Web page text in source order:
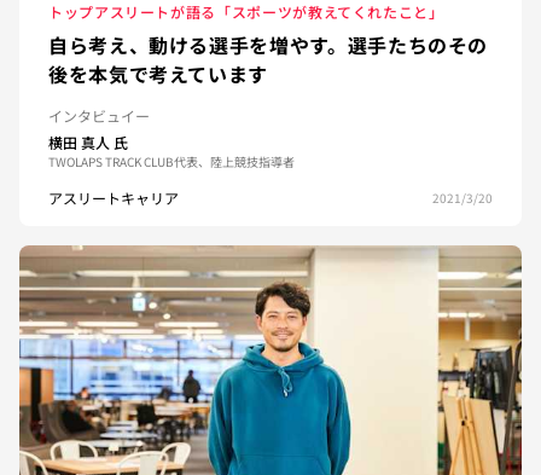
トップアスリートが語る「スポーツが教えてくれたこと」
自ら考え、動ける選手を増やす。選手たちのその
後を本気で考えています
インタビュイー
横田 真人 氏
TWOLAPS TRACK CLUB代表、陸上競技指導者
アスリートキャリア 2021/3/20